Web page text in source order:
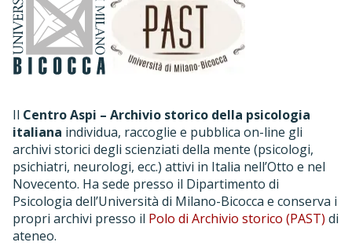
Il Centro Aspi – Archivio storico della psicologia
italiana individua, raccoglie e pubblica on-line gli
archivi storici degli scienziati della mente (psicologi,
psichiatri, neurologi, ecc.) attivi in Italia nell’Otto e nel
Novecento. Ha sede presso il Dipartimento di
Psicologia dell’Università di Milano-Bicocca e conserva i
propri archivi presso il Polo di Archivio storico (PAST) di
ateneo.